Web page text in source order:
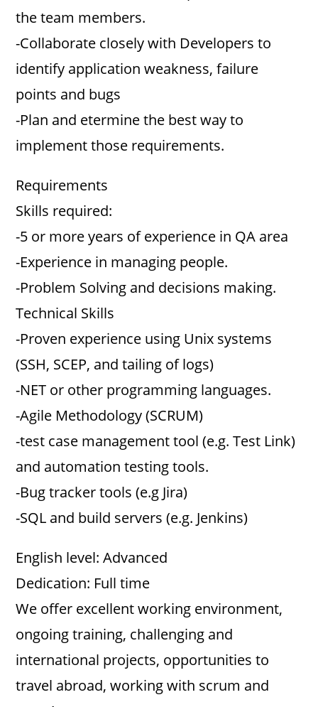
the team members.
-Collaborate closely with Developers to
identify application weakness, failure
points and bugs
-Plan and etermine the best way to
implement those requirements.
Requirements
Skills required:
-5 or more years of experience in QA area
-Experience in managing people.
-Problem Solving and decisions making.
Technical Skills
-Proven experience using Unix systems
(SSH, SCEP, and tailing of logs)
-NET or other programming languages.
-Agile Methodology (SCRUM)
-test case management tool (e.g. Test Link)
and automation testing tools.
-Bug tracker tools (e.g Jira)
-SQL and build servers (e.g. Jenkins)
English level: Advanced
Dedication: Full time
We offer excellent working environment,
ongoing training, challenging and
international projects, opportunities to
travel abroad, working with scrum and